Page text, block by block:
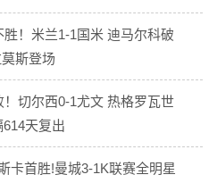
胜！米兰1-1国米 迪马尔科破
斯登场
！切尔西0-1尤文 热格罗瓦世
天复出
卡首胜!曼城3-1K联赛全明星